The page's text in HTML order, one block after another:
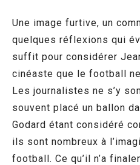
Une image furtive, un
quelques réflexions qui
suffit pour considérer
cinéaste que le football
Les journalistes ne s’y
souvent placé un ballon
Godard étant considéré
ils sont nombreux à
football. Ce qu’il n’a